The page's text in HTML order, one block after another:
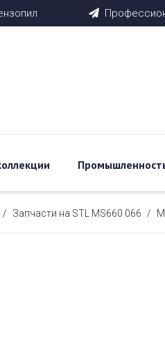

/ Запчасти на STL MS660 066 /